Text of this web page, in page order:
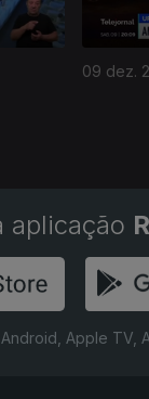
09 dez.
aplicação
Apple TV,